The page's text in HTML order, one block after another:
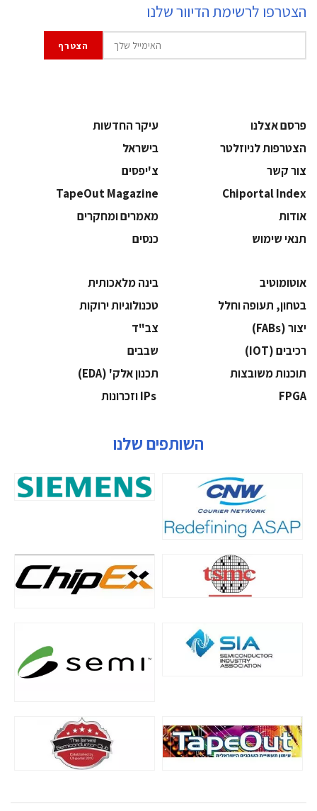
הצטרפו לרשימת הדיוור שלנו
פרסם אצלנו
עיקר החדשות
הצטרפות לניוזלטר
בישראל
צור קשר
צ'יפסים
Chiportal Index
TapeOut Magazine
אודות
מאמרים ומחקרים
תנאי שימוש
כנסים
אוטומוטיב
בינה מלאכותית
בטחון, תעופה וחלל
‫טכנולוגיות ירוקות‬
‫יצור (‪(FABs‬‬
‫צב"ד‬
‫רכיבים‬ (IOT)
‫שבבים‬
‫תוכנות משובצות‬
‫תכנון אלק' (‪(EDA‬‬
‫‪FPGA‬‬
השותפים שלנו